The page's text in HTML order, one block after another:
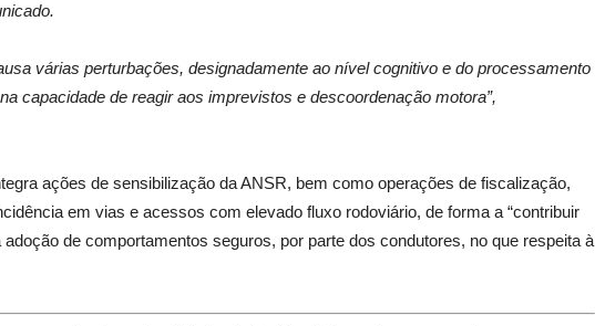
várias perturbações, designadamente ao nível cognitivo e do processamento
capacidade de reagir aos imprevistos e descoordenação motora”,
ações de sensibilização da ANSR, bem como operações de fiscalização,
em vias e acessos com elevado fluxo rodoviário, de forma a “contribuir
de comportamentos seguros, por parte dos condutores, no que respeita à